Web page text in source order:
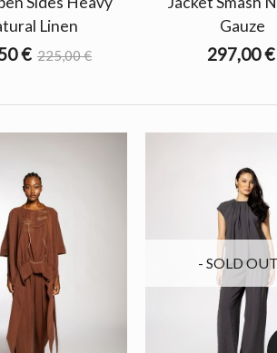
Linen
€ 225,00 €
Gauze
297,00 €
- SOLD